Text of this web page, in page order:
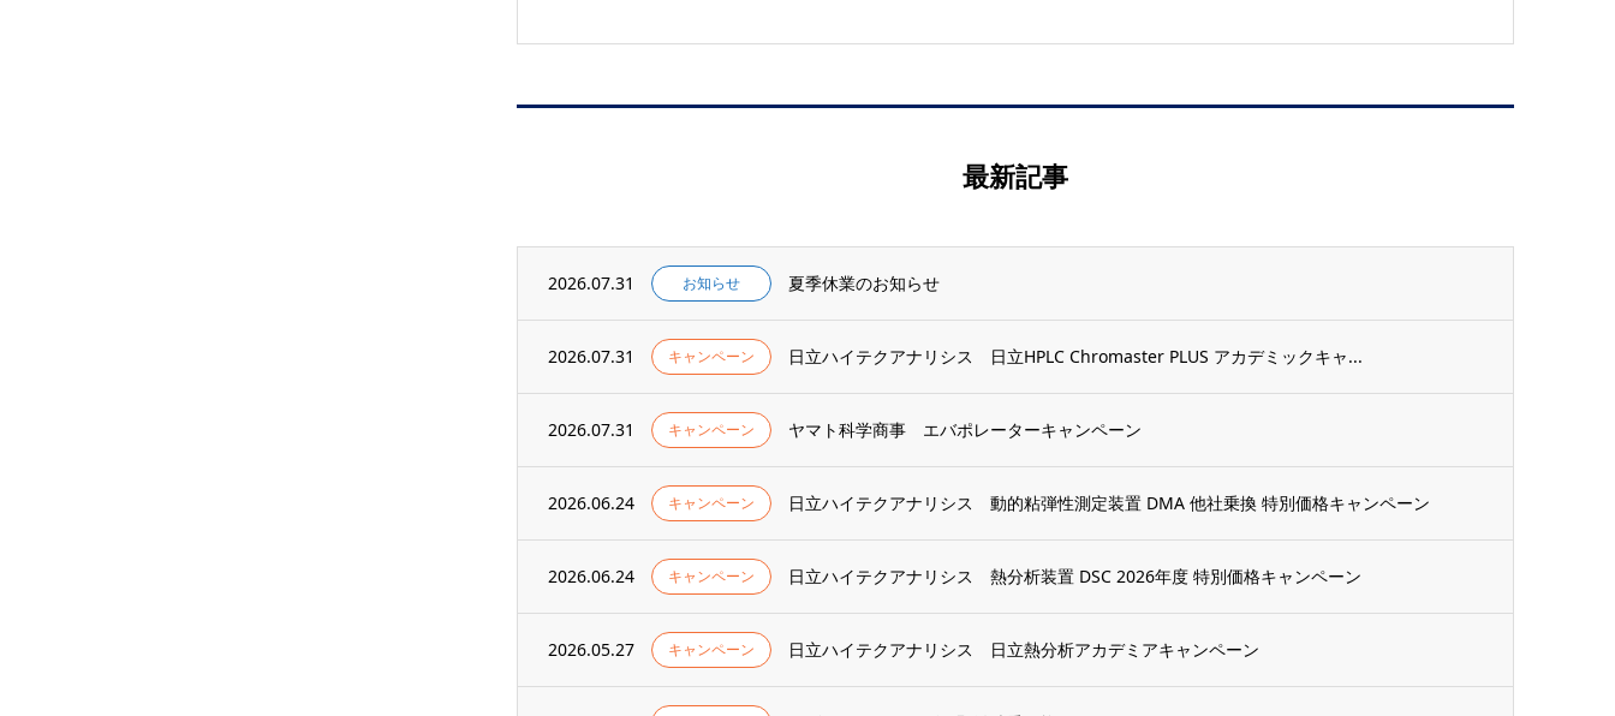
最新記事
2026.07.31 お知らせ 夏季休業のお知らせ
2026.07.31 キャンペーン 日立ハイテクアナリシス 日立HPLC Chromaster PLUS アカデミックキャ...
2026.07.31 キャンペーン ヤマト科学商事 エバポレーターキャンペーン
2026.06.24 キャンペーン 日立ハイテクアナリシス 動的粘弾性測定装置 DMA 他社乗換 特別価格キャンペーン
2026.06.24 キャンペーン 日立ハイテクアナリシス 熱分析装置 DSC 2026年度 特別価格キャンペーン
2026.05.27 キャンペーン 日立ハイテクアナリシス 日立熱分析アカデミアキャンペーン